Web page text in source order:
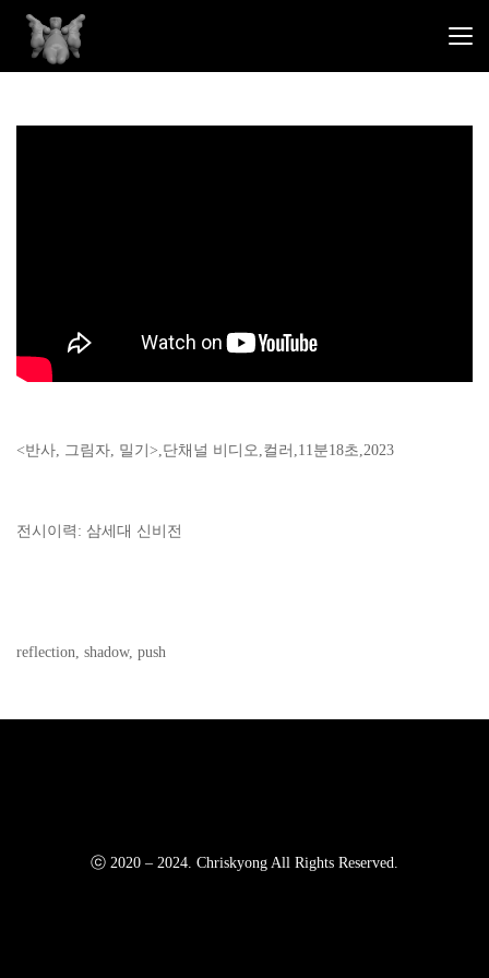
<반사, 그림자, 밀기>,단채널 비디오,컬러,11분18초,2023
전시이력: 삼세대 신비전
reflection, shadow, push
ⓒ 2020 – 2024. Chriskyong All Rights Reserved.